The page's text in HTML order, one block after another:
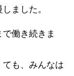
ました。
働き続きま
も、みんなは